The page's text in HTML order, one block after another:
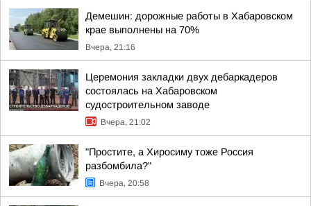
Демешин: дорожные работы в Хабаровском
крае выполнены на 70%
Вчера, 21:16
Церемония закладки двух дебаркадеров
состоялась на Хабаровском
судостроительном заводе
Вчера, 21:02
"Простите, а Хиросиму тоже Россия
разбомбила?"
Вчера, 20:58